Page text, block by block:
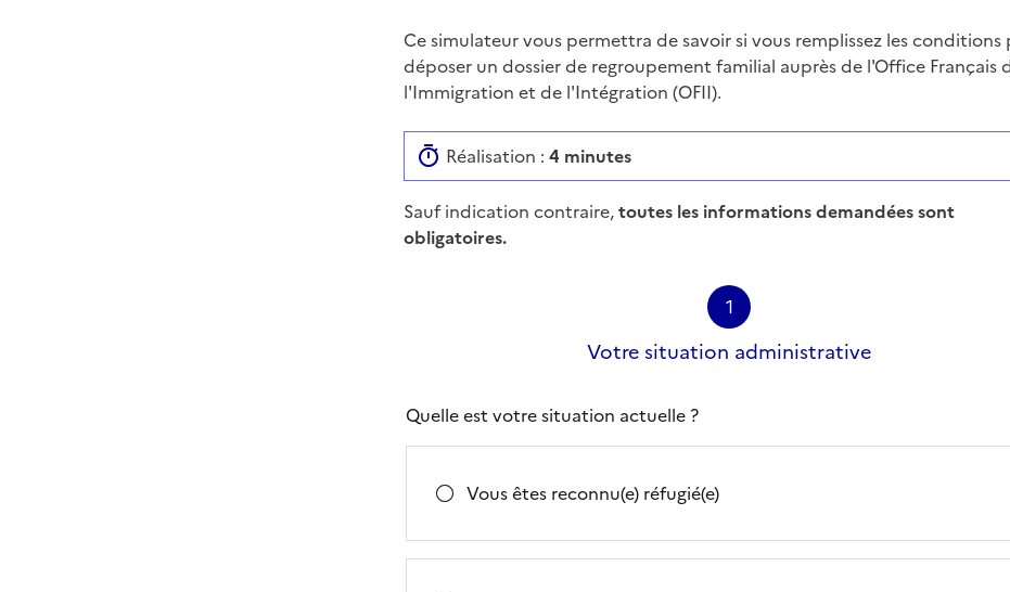
Ce simulateur vous permettra de savoir si vous remplissez les conditions
déposer un dossier de regroupement familial auprès de l'Office Français
l'Immigration et de l'Intégration (OFII).
Réalisation : 4 minutes
Sauf indication contraire,toutes les informations demandées sont
obligatoires.
1
Votre situation administrative
Quelle est votre situation actuelle ?
Vous êtes reconnu(e) réfugié(e)